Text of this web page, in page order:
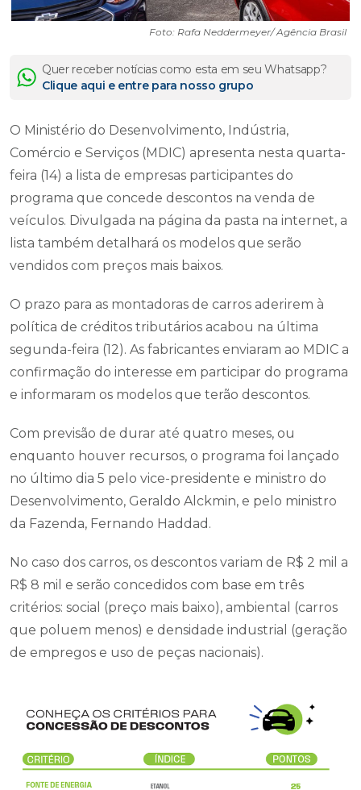
Foto: Rafa Neddermeyer/ Agência Brasil
Quer receber notícias como esta em seu Whatsapp?
Clique aqui e entre para nosso grupo
O Ministério do Desenvolvimento, Indústria,
Comércio e Serviços (MDIC) apresenta nesta quarta-
feira (14) a lista de empresas participantes do
programa que concede descontos na venda de
veículos. Divulgada na página da pasta na internet, a
lista também detalhará os modelos que serão
vendidos com preços mais baixos.
O prazo para as montadoras de carros aderirem à
política de créditos tributários acabou na última
segunda-feira (12). As fabricantes enviaram ao MDIC a
confirmação do interesse em participar do programa
e informaram os modelos que terão descontos.
Com previsão de durar até quatro meses, ou
enquanto houver recursos, o programa foi lançado
no último dia 5 pelo vice-presidente e ministro do
Desenvolvimento, Geraldo Alckmin, e pelo ministro
da Fazenda, Fernando Haddad.
No caso dos carros, os descontos variam de R$ 2 mil a
R$ 8 mil e serão concedidos com base em três
critérios: social (preço mais baixo), ambiental (carros
que poluem menos) e densidade industrial (geração
de empregos e uso de peças nacionais).